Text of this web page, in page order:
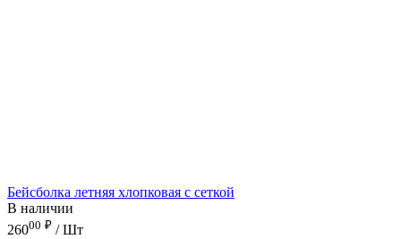
Бейсболка летняя хлопковая с сеткой
В наличии
26000 ₽ / Шт